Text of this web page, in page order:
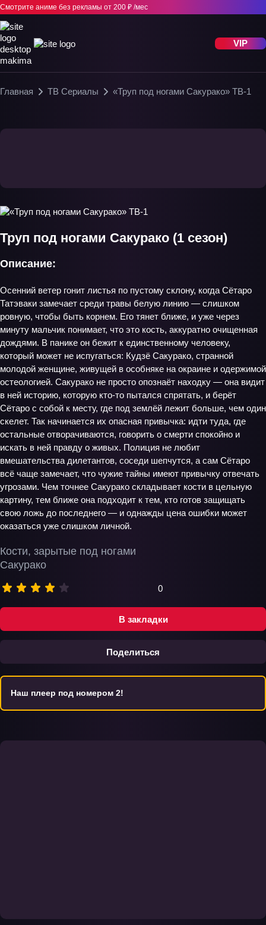
Смотрите аниме без рекламы от 200 ₽ /мес
VIP
Главная ТВ Сериалы «Труп под ногами Сакурако» ТВ-1
В закладки
Поделиться
Труп под ногами Сакурако (1 сезон)
Кости, зарытые под ногами
Сакурако
0
Описание:
Осенний ветер гонит листья по пустому склону, когда Сётаро
Татэваки замечает среди травы белую линию — слишком
ровную, чтобы быть корнем. Его тянет ближе, и уже через
минуту мальчик понимает, что это кость, аккуратно очищенная
дождями. В панике он бежит к единственному человеку,
который может не испугаться: Кудзё Сакурако, странной
молодой женщине, живущей в особняке на окраине и одержимой
остеологией. Сакурако не просто опознаёт находку — она видит
в ней историю, которую кто‑то пытался спрятать, и берёт
Сётаро с собой к месту, где под землёй лежит больше, чем один
скелет. Так начинается их опасная привычка: идти туда, где
остальные отворачиваются, говорить о смерти спокойно и
искать в ней правду о живых. Полиция не любит
вмешательства дилетантов, соседи шепчутся, а сам Сётаро
всё чаще замечает, что чужие тайны имеют привычку отвечать
угрозами. Чем точнее Сакурако складывает кости в цельную
картину, тем ближе она подходит к тем, кто готов защищать
свою ложь до последнего — и однажды цена ошибки может
оказаться уже слишком личной.
Наш плеер под номером 2!